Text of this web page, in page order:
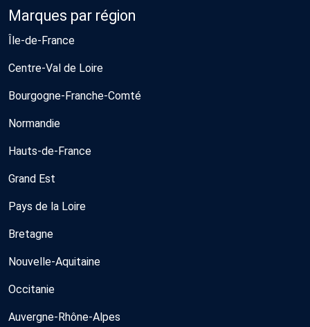
Marques par région
Île-de-France
Centre-Val de Loire
Bourgogne-Franche-Comté
Normandie
Hauts-de-France
Grand Est
Pays de la Loire
Bretagne
Nouvelle-Aquitaine
Occitanie
Auvergne-Rhône-Alpes